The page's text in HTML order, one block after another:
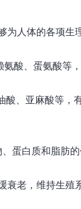
为人体的各项生
酸、蛋氨酸等
酸、亚麻酸等，
蛋白质和脂肪
衰老，维持生殖